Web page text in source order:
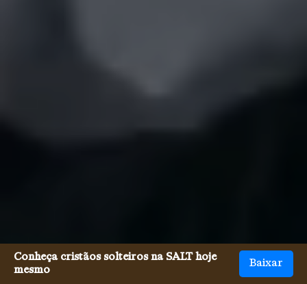
Conheça cristãos solteiros na SALT hoje
mesmo
Baixar